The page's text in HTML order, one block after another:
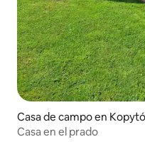
Casa de campo en
Casa en el prado